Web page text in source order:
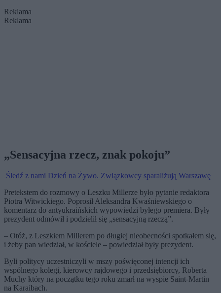
Reklama
Reklama
„Sensacyjna rzecz, znak pokoju”
Śledź z nami Dzień na Żywo. Związkowcy sparaliżują Warszawę
Pretekstem do rozmowy o Leszku Millerze było pytanie redaktora
Piotra Witwickiego. Poprosił Aleksandra Kwaśniewskiego o
komentarz do antyukraińskich wypowiedzi byłego premiera. Były
prezydent odmówił i podzielił się „sensacyjną rzeczą”.
– Otóż, z Leszkiem Millerem po długiej nieobecności spotkałem się,
i żeby pan wiedział, w kościele – powiedział były prezydent.
Byli politycy uczestniczyli w mszy poświęconej intencji ich
wspólnego kolegi, kierowcy rajdowego i przedsiębiorcy, Roberta
Muchy który na początku tego roku zmarł na wyspie Saint-Martin
na Karaibach.